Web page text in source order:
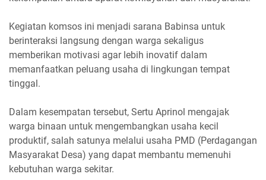
Kegiatan komsos ini menjadi sarana Babinsa untuk
berinteraksi langsung dengan warga sekaligus
memberikan motivasi agar lebih inovatif dalam
memanfaatkan peluang usaha di lingkungan tempat
tinggal.
Dalam kesempatan tersebut, Sertu Aprinol mengajak
warga binaan untuk mengembangkan usaha kecil
produktif, salah satunya melalui usaha PMD (Perdagangan
Masyarakat Desa) yang dapat membantu memenuhi
kebutuhan warga sekitar.